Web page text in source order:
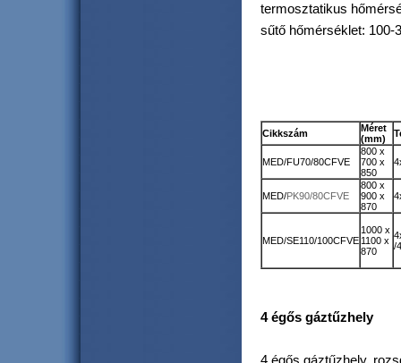
termosztatikus
sűtő hőmérséklet: 100-
Cikkszám
Méret
(mm)
MED/FU70/80CFVE
800 x
700 x
850
MED/PK90/80CFVE
800 x
900 x
870
MED/SE110/100CFVE
1000 x
1100 x
870
/
4 égős gáztűzhely
4 égős gáztűzhely,